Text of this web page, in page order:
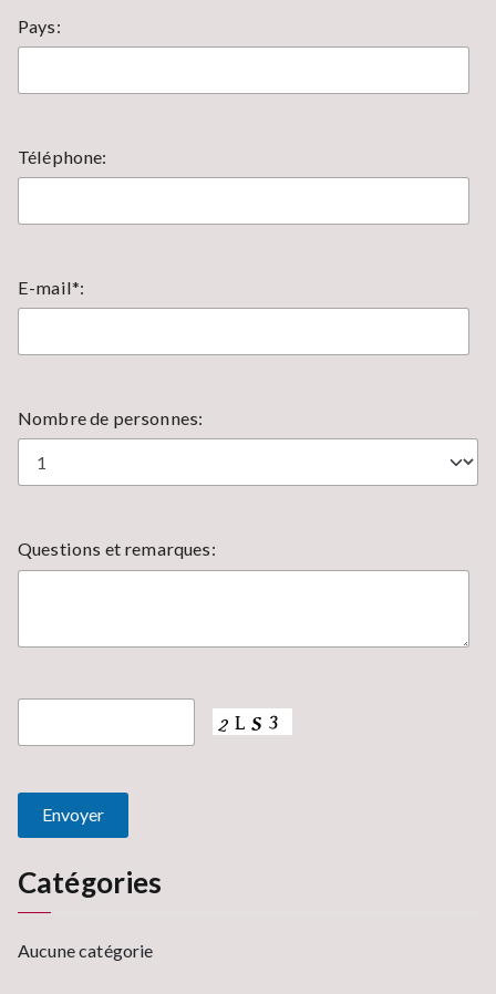
Pays:
Téléphone:
E-mail*:
Nombre de personnes:
Questions et remarques:
Catégories
Aucune catégorie